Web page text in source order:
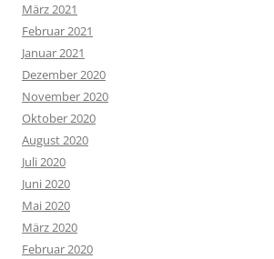
März 2021
Februar 2021
Januar 2021
Dezember 2020
November 2020
Oktober 2020
August 2020
Juli 2020
Juni 2020
Mai 2020
März 2020
Februar 2020